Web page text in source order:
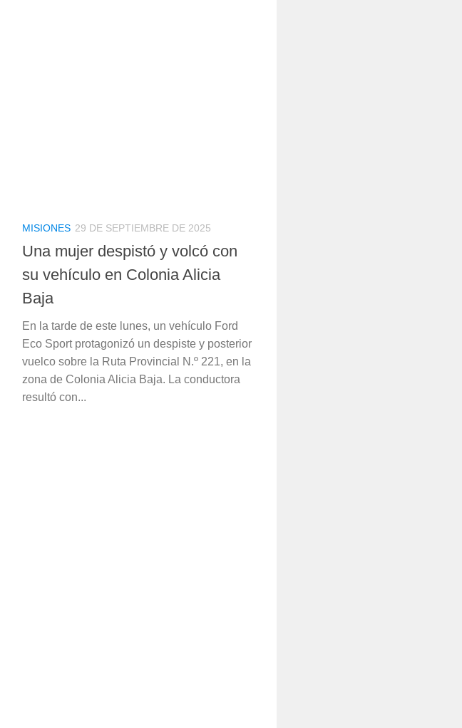
MISIONES 29 DE SEPTIEMBRE DE 2025
Una mujer despistó y volcó con
su vehículo en Colonia Alicia
Baja
En la tarde de este lunes, un vehículo Ford
Eco Sport protagonizó un despiste y posterior
vuelco sobre la Ruta Provincial N.º 221, en la
zona de Colonia Alicia Baja. La conductora
resultó con...